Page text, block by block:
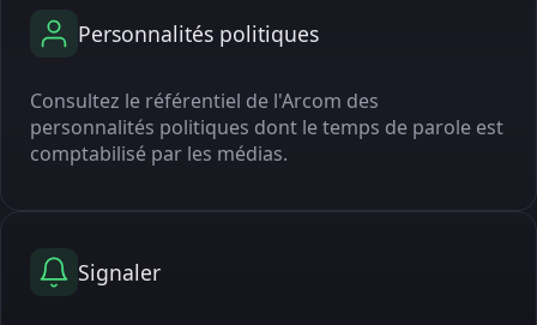
Personnalités politiques
Consultez le référentiel de l'Arcom des
personnalités politiques dont le temps de parole est
comptabilisé par les médias.
Signaler